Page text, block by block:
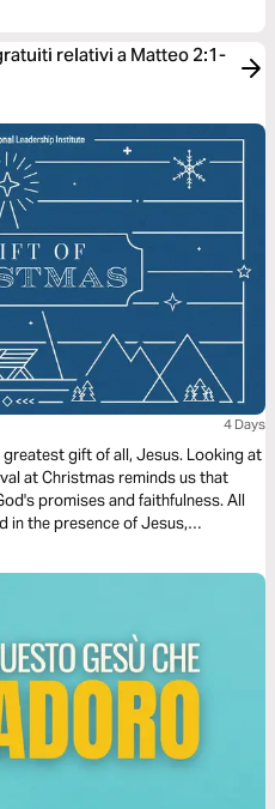
relativi a Matteo 2:1-
4 Days
gift of all, Jesus. Looking at
at Christmas reminds us that
promises and faithfulness. All
in the presence of Jesus,